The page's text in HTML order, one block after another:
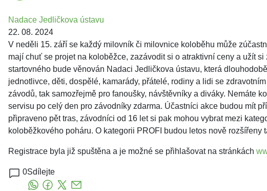
Nadace Jedličkova ústavu
22. 08. 2024
V neděli 15. září se každý milovník či milovnice koloběhu může
mají chuť se projet na koloběžce, zazávodit si o atraktivní ceny a užít
startovného bude věnován Nadaci Jedličkova ústavu, která
jednotlivce, děti, dospělé, kamarády, přátelé, rodiny a lidi se
závodů, tak samozřejmě pro fanoušky, návštěvníky a diváky. Nemáte
servisu po celý den pro závodníky zdarma. Účastníci akce budou mít
připraveno pět tras, závodníci od 16 let si pak mohou vybrat mezi
koloběžkového poháru. O kategorii PROFI budou letos nově rozšířeny
Registrace byla již spuštěna a je možné se přihlašovat na stránkách
0Sdílejte